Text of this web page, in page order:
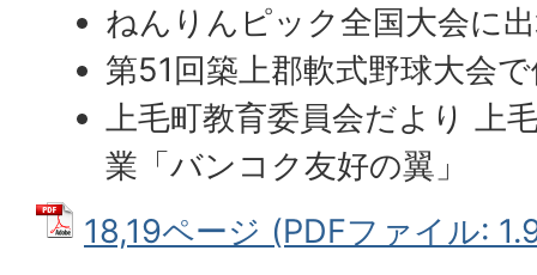
ねんりんピック全国大会に
第51回築上郡軟式野球大会
上毛町教育委員会だより 上
業「バンコク友好の翼」
18,19ページ (PDFファイル: